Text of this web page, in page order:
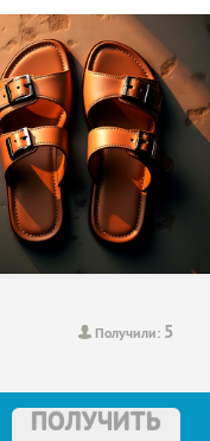
Получили: 5
ПОЛУЧИТЬ